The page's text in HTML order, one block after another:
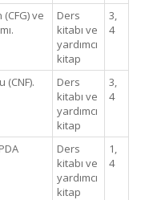
ve
Ders
kitabı ve
yardımcı
kitap
3,
4
(CNF).
Ders
kitabı ve
yardımcı
kitap
3,
4
Ders
kitabı ve
yardımcı
kitap
1,
4